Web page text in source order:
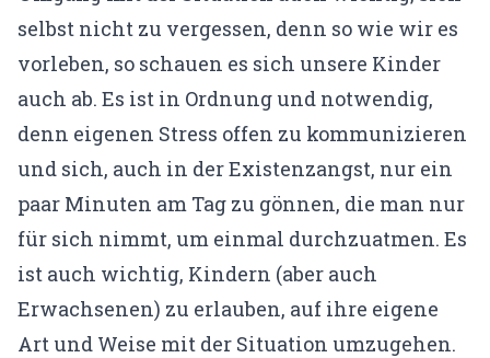
selbst nicht zu vergessen, denn so wie wir es
vorleben, so schauen es sich unsere Kinder
auch ab. Es ist in Ordnung und notwendig,
denn eigenen Stress offen zu kommunizieren
und sich, auch in der Existenzangst, nur ein
paar Minuten am Tag zu gönnen, die man nur
für sich nimmt, um einmal durchzuatmen. Es
ist auch wichtig, Kindern (aber auch
Erwachsenen) zu erlauben, auf ihre eigene
Art und Weise mit der Situation umzugehen.